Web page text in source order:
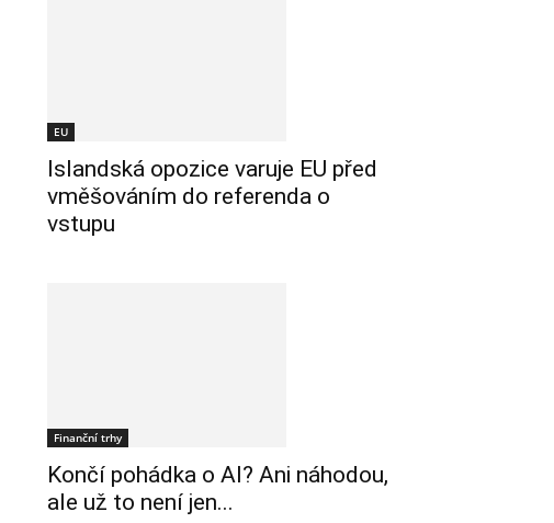
EU
Islandská opozice varuje EU před
vměšováním do referenda o
vstupu
Finanční trhy
Končí pohádka o AI? Ani náhodou,
ale už to není jen...